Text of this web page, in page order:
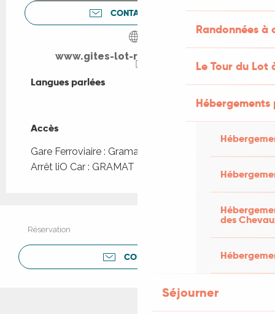
Randonnées
Le Tour du Lot
des
Séjourner
CONTACTEZ-NOUS
www.gites-lot-rocamadour.com
Langues parlées
Langues parlées
Accès
Accès
Gare Ferroviaire : Gramat à 4km
Arrêt liO Car : GRAMAT - Parc Animalier à 2km
Réservation
CONTACTER